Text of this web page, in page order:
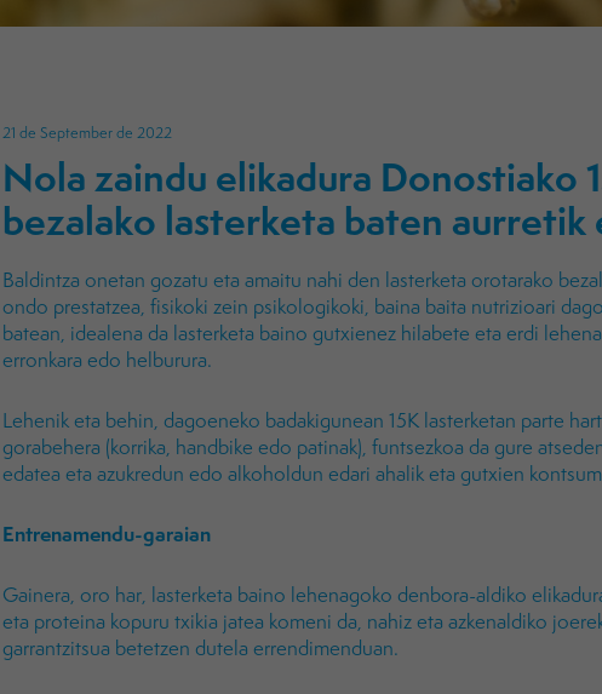
21 de September de 2022
Nola zaindu elikadura Donostiako
bezalako lasterketa baten aurretik
Baldintza onetan gozatu eta amaitu nahi den lasterketa orotarako
ondo prestatzea, fisikoki zein psikologikoki, baina baita nutrizioari
batean, idealena da lasterketa baino gutxienez hilabete eta erdi
erronkara edo helburura.
Lehenik eta behin, dagoeneko badakigunean 15K lasterketan parte
gorabehera (korrika, handbike edo patinak), funtsezkoa da gure
edatea eta azukredun edo alkoholdun edari ahalik eta gutxien
Entrenamendu-garaian
Gainera, oro har, lasterketa baino lehenagoko denbora-aldiko
eta proteina kopuru txikia jatea komeni da, nahiz eta azkenaldiko
garrantzitsua betetzen dutela errendimenduan.